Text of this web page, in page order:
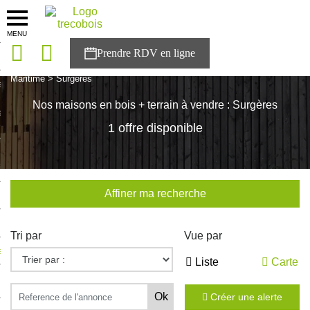
MENU
solutions
Trecobois
à NESTOR
Maritime>Surgères
Nos maisons en bois + terrain à vendre : Surgères
1 offre disponible
Affiner ma recherche
Tri par Vue par
Liste Carte
Créer une alerte